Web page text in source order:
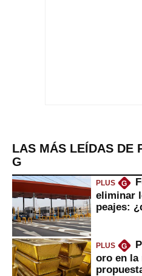
LAS MÁS LEÍDAS DE
G
PLUS G
eliminar
peajes:
PLUS G
oro en la